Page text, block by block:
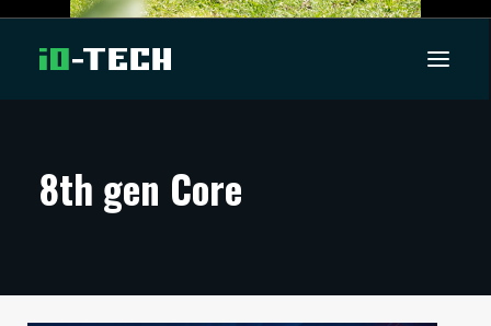
ARTIKKELIT
TECHBBS
8th gen Core